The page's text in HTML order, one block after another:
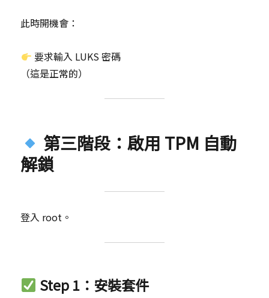
此時開機會：
要求輸入 LUKS 密碼
（這是正常的）
第三階段：啟用 TPM 自動
解鎖
登入 root。
Step 1：安裝套件